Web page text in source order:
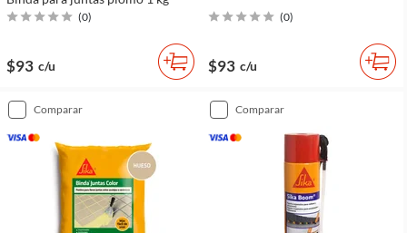
(0)
$93 c/u
(0)
$93 c/u
comparar comparar